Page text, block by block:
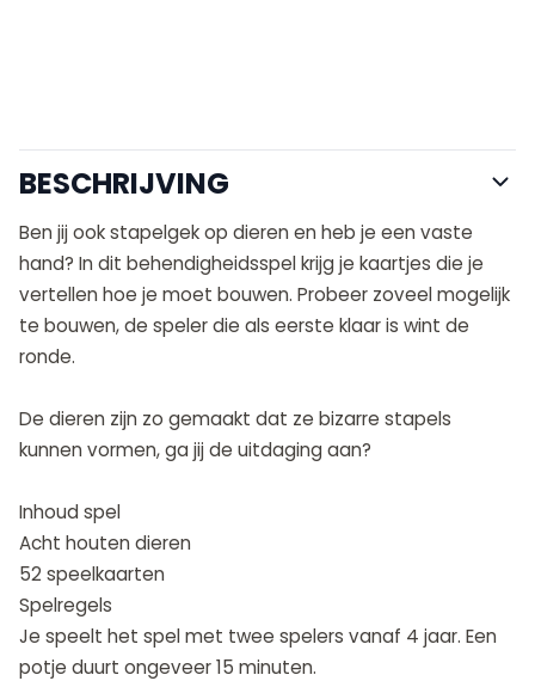
BESCHRIJVING
Ben jij ook stapelgek op dieren en heb je een vaste
hand? In dit behendigheidsspel krijg je kaartjes die je
vertellen hoe je moet bouwen. Probeer zoveel mogelijk
te bouwen, de speler die als eerste klaar is wint de
ronde.
De dieren zijn zo gemaakt dat ze bizarre stapels
kunnen vormen, ga jij de uitdaging aan?
Inhoud spel
Acht houten dieren
52 speelkaarten
Spelregels
Je speelt het spel met twee spelers vanaf 4 jaar. Een
potje duurt ongeveer 15 minuten.